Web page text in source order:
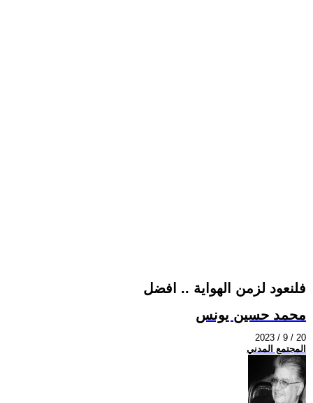
فلنعود لزمن الهواية .. افضل
محمد حسين يونس
2023 / 9 / 20
المجتمع المدني